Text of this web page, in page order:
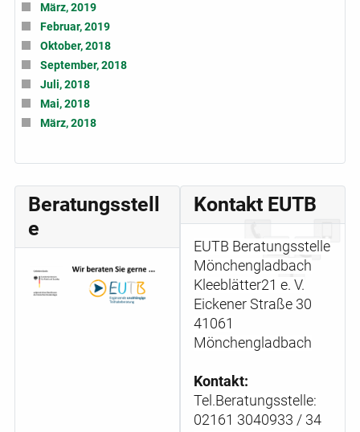
März, 2019
Februar, 2019
Oktober, 2018
September, 2018
Juli, 2018
Mai, 2018
März, 2018
Beratungsstell
e
Kontakt EUTB
EUTB Beratungsstelle
Mönchengladbach
Kleeblätter21 e. V.
Eickener Straße 30
41061
Mönchengladbach
Kontakt:
Tel.Beratungsstelle:
02161 3040933 / 34